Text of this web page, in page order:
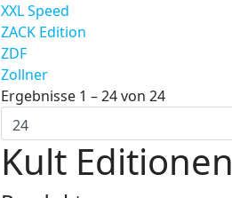
XXL Speed
ZACK Edition
ZDF
Zollner
Ergebnisse 1 – 24 von 24
Kult Editionen